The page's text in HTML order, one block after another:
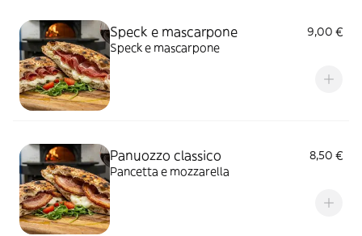
Speck e mascarpone
9,00 €
Speck e mascarpone
Panuozzo classico
8,50 €
Pancetta e mozzarella